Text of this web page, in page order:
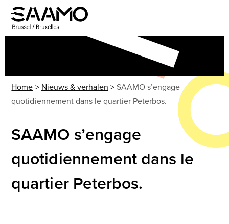
Skip
content
Open
mobile
Close
mobile
Home > Nieuws & verhalen >SAAMO s’engage
quotidiennement dans le quartier Peterbos.
SAAMO s’engage
quotidiennement dans le
quartier Peterbos.